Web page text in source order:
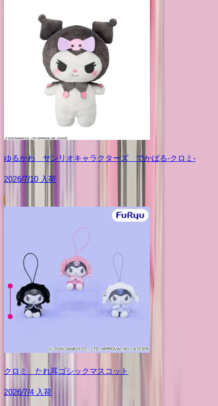
ゆるかわ サンリオキャラクターズ でかぱる‐クロミ‐
2026/7/10 入荷
クロミ たれ耳ゴシックマスコット
2026/7/4 入荷